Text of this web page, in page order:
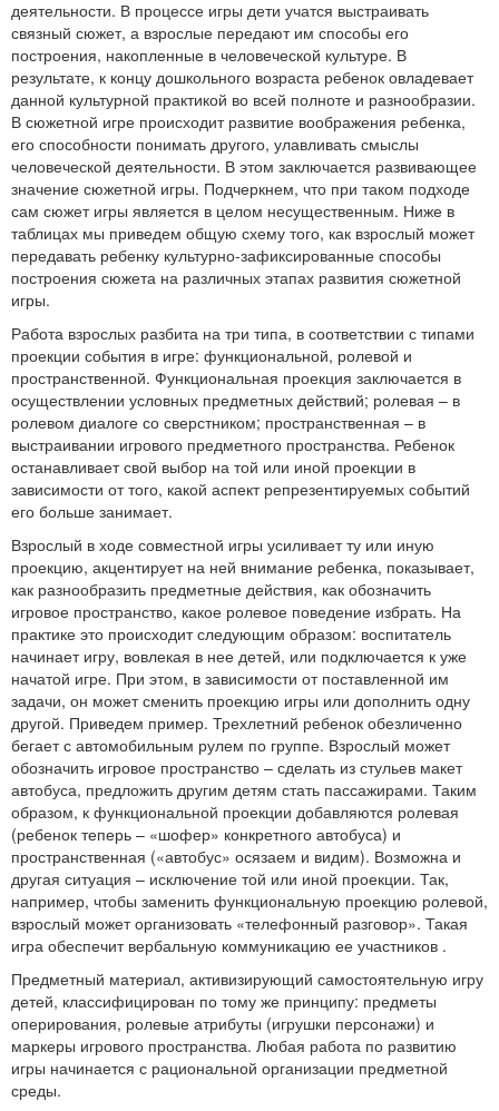
деятельности. В процессе игры дети учатся выстраивать
связный сюжет, а взрослые передают им способы его
построения, накопленные в человеческой культуре. В
результате, к концу дошкольного возраста ребенок овладевает
данной культурной практикой во всей полноте и разнообразии.
В сюжетной игре происходит развитие воображения ребенка,
его способности понимать другого, улавливать смыслы
человеческой деятельности. В этом заключается развивающее
значение сюжетной игры. Подчеркнем, что при таком подходе
сам сюжет игры является в целом несущественным. Ниже в
таблицах мы приведем общую схему того, как взрослый может
передавать ребенку культурно-зафиксированные способы
построения сюжета на различных этапах развития сюжетной
игры.
Работа взрослых разбита на три типа, в соответствии с типами
проекции события в игре: функциональной, ролевой и
пространственной. Функциональная проекция заключается в
осуществлении условных предметных действий; ролевая – в
ролевом диалоге со сверстником; пространственная – в
выстраивании игрового предметного пространства. Ребенок
останавливает свой выбор на той или иной проекции в
зависимости от того, какой аспект репрезентируемых событий
его больше занимает.
Взрослый в ходе совместной игры усиливает ту или иную
проекцию, акцентирует на ней внимание ребенка, показывает,
как разнообразить предметные действия, как обозначить
игровое пространство, какое ролевое поведение избрать. На
практике это происходит следующим образом: воспитатель
начинает игру, вовлекая в нее детей, или подключается к уже
начатой игре. При этом, в зависимости от поставленной им
задачи, он может сменить проекцию игры или дополнить одну
другой. Приведем пример. Трехлетний ребенок обезличенно
бегает с автомобильным рулем по группе. Взрослый может
обозначить игровое пространство – сделать из стульев макет
автобуса, предложить другим детям стать пассажирами. Таким
образом, к функциональной проекции добавляются ролевая
(ребенок теперь – «шофер» конкретного автобуса) и
пространственная («автобус» осязаем и видим). Возможна и
другая ситуация – исключение той или иной проекции. Так,
например, чтобы заменить функциональную проекцию ролевой,
взрослый может организовать «телефонный разговор». Такая
игра обеспечит вербальную коммуникацию ее участников .
Предметный материал, активизирующий самостоятельную игру
детей, классифицирован по тому же принципу: предметы
оперирования, ролевые атрибуты (игрушки персонажи) и
маркеры игрового пространства. Любая работа по развитию
игры начинается с рациональной организации предметной
среды.